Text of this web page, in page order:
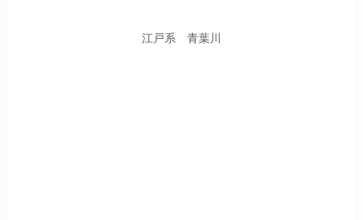
江戸系 青葉川